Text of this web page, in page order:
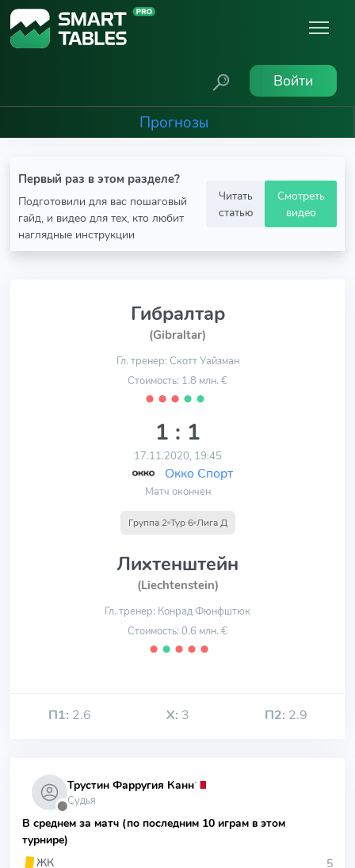
Войти
Прогнозы
Первый раз в этом разделе?
Подготовили для вас пошаговый
гайд, и видео для тех, кто любит
наглядные инструкции
Читать
статью
Смотреть
видео
Гибралтар
(Gibraltar)
Гл. тренер: Скотт Уайзман
Стоимость: 1.8 млн. €
⬤ ⬤ ⬤ ⬤ ⬤
1 : 1
17.11.2020, 19:45
Окко Спорт
Матч окончен
Группа 2 Тур 6 Лига Д
Лихтенштейн
(Liechtenstein)
Гл. тренер: Конрад Фюнфштюк
Стоимость: 0.6 млн. €
⬤ ⬤ ⬤ ⬤ ⬤
П1: 2.6 Х: 3 П2: 2.9
⬤
Трустин Фарругия Канн
Судья
В среднем за матч (по последним 10 играм в этом
турнире)
ЖК
5